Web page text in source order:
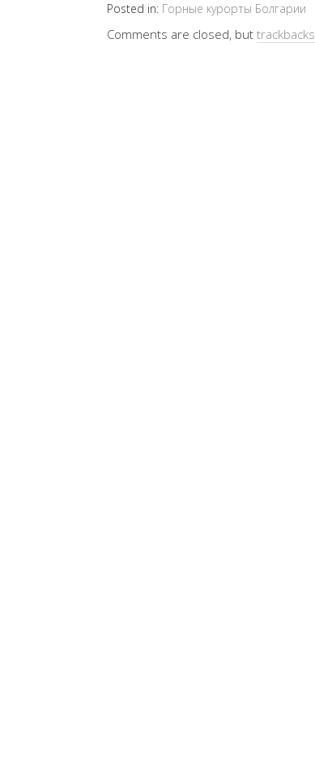
Posted in: Горные курорты Болгарии
Comments are closed, but trackbacks